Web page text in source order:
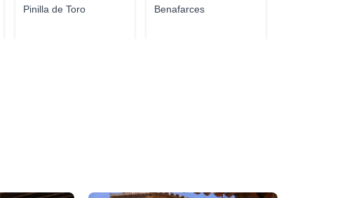
Pinilla de Toro Benafarces